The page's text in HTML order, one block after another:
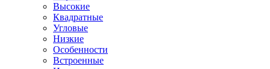
Высокие
Квадратные
Угловые
Низкие
Особенности
Встроенные